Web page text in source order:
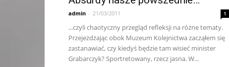
admin - 21/03/2011 1
...czyli chaotyczny przegląd refleksji na różne tematy.
Przejeżdżając obok Muzeum Kolejnictwa zacząłem się
zastanawiać, czy kiedyś będzie tam wisieć minister
Grabarczyk? Sportretowany, rzecz jasna. W...